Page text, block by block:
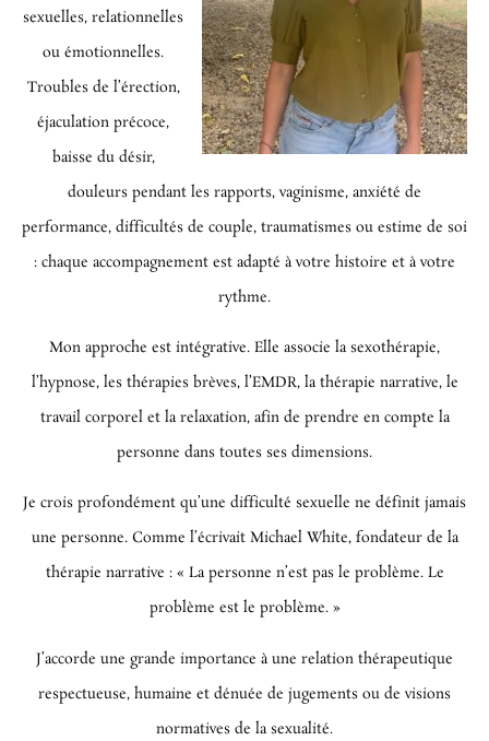
sexuelles, relationnelles
ou émotionnelles.
Troubles de l’érection,
éjaculation précoce,
baisse du désir,
douleurs pendant les rapports, vaginisme, anxiété de
performance, difficultés de couple, traumatismes ou estime de soi
: chaque accompagnement est adapté à votre histoire et à votre
rythme.
Mon approche est intégrative. Elle associe la sexothérapie,
l’hypnose, les thérapies brèves, l’EMDR, la thérapie narrative, le
travail corporel et la relaxation, afin de prendre en compte la
personne dans toutes ses dimensions.
Je crois profondément qu’une difficulté sexuelle ne définit jamais
une personne. Comme l’écrivait Michael White, fondateur de la
thérapie narrative : « La personne n’est pas le problème. Le
problème est le problème. »
J’accorde une grande importance à une relation thérapeutique
respectueuse, humaine et dénuée de jugements ou de visions
normatives de la sexualité.